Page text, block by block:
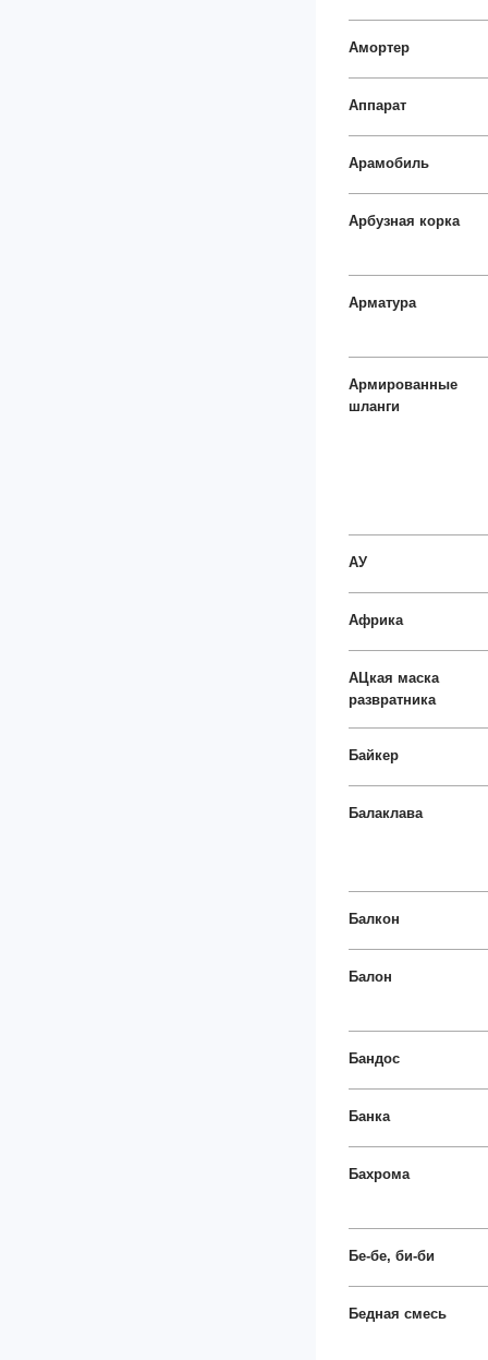
Амортер
Аппарат
Арамобиль
Арбузная корка
Арматура
Армированные
шланги
АУ
Африка
АЦкая маска
развратника
Байкер
Балаклава
Балкон
Балон
Бандос
Банка
Бахрома
Бе-бе, би-би
Бедная смесь